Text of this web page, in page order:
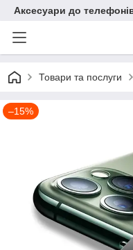
Аксесуари до
Товари та послуги
–15%